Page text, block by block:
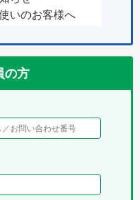
いのお客様へ
の方